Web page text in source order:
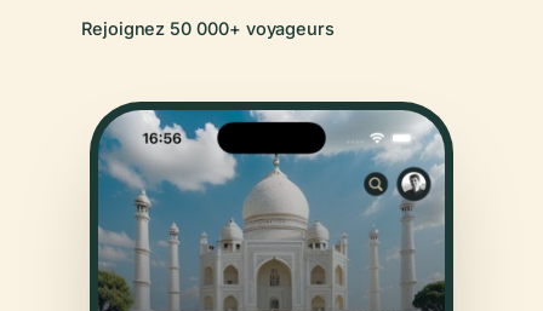
Rejoignez 50 000+ voyageurs